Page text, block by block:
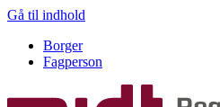
Gå til indhold
Borger
Fagperson